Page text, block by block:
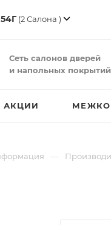
(2 Салона )
Сеть салонов дверей
и напольных покрытий
АКЦИИ
—